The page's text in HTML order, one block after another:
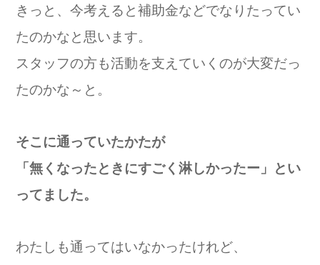
きっと、今考えると補助金などでなりたってい
たのかなと思います。
スタッフの方も活動を支えていくのが大変だっ
たのかな～と。
そこに通っていたかたが
「無くなったときにすごく淋しかったー」とい
ってました。
わたしも通ってはいなかったけれど、